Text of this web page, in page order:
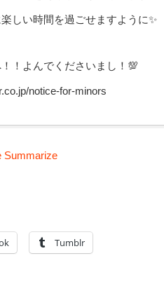
しい時間を過ごせますように✨
！よんでくださいまし！💯
notice-for-minors
Summarize
Tumblr